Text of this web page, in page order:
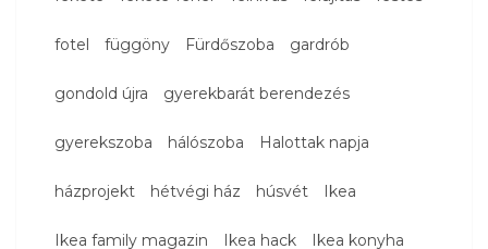
fotel függöny Fürdőszoba gardrób
gondold újra gyerekbarát berendezés
gyerekszoba hálószoba Halottak napja
házprojekt hétvégi ház húsvét Ikea
Ikea family magazin Ikea hack Ikea konyha